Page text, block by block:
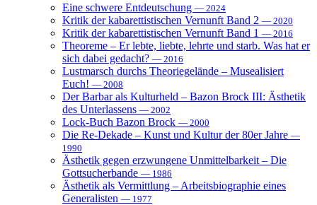
Eine schwere Entdeutschung — 2024
Kritik der kabarettistischen Vernunft Band 2 — 2020
Kritik der kabarettistischen Vernunft Band 1 — 2016
Theoreme – Er lebte, liebte, lehrte und starb. Was hat er
sich dabei gedacht? — 2016
Lustmarsch durchs Theoriegelände – Musealisiert
Euch! — 2008
Der Barbar als Kulturheld – Bazon Brock III: Ästhetik
des Unterlassens — 2002
Lock-Buch Bazon Brock — 2000
Die Re-Dekade – Kunst und Kultur der 80er Jahre —
1990
Ästhetik gegen erzwungene Unmittelbarkeit – Die
Gottsucherbande — 1986
Ästhetik als Vermittlung – Arbeitsbiographie eines
Generalisten — 1977